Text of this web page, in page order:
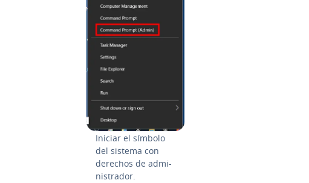
Iniciar el símbolo
del sistema con
derechos de ad­mi­
ni­s­tra­dor.